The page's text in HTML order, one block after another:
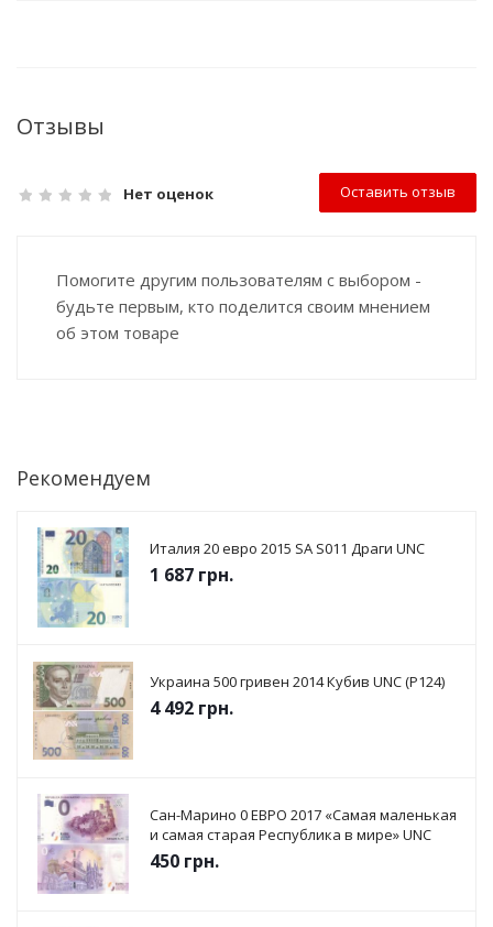
Отзывы
Нет оценок Оставить отзыв
Помогите другим пользователям с выбором -
будьте первым, кто поделится своим мнением
об этом товаре
Рекомендуем
Италия 20 евро 2015 SА S011 Драги UNC
1 687 грн.
Украина 500 гривен 2014 Кубив UNC (P124)
4 492 грн.
Сан-Марино 0 ЕВРО 2017 «Самая маленькая
и самая старая Республика в мире» UNC
450 грн.